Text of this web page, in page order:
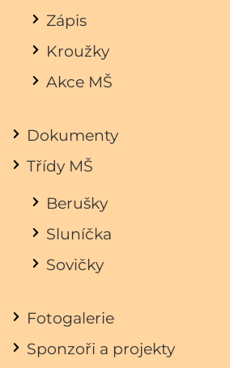
Zápis
Kroužky
Akce MŠ
Dokumenty
Třídy MŠ
Berušky
Sluníčka
Sovičky
Fotogalerie
Sponzoři a projekty